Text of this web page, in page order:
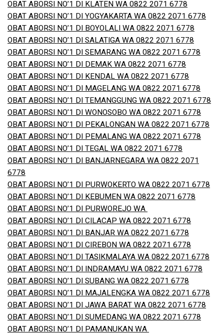
OBAT ABORSI NO’1 DI KLATEN WA 0822 2071 6778
OBAT ABORSI NO’1 DI YOGYAKARTA WA 0822 2071 6778
OBAT ABORSI NO’1 DI BOYOLALI WA 0822 2071 6778
OBAT ABORSI NO’1 DI SALATIGA WA 0822 2071 6778
OBAT ABORSI NO’1 DI SEMARANG WA 0822 2071 6778
OBAT ABORSI NO’1 DI DEMAK WA 0822 2071 6778
OBAT ABORSI NO’1 DI KENDAL WA 0822 2071 6778
OBAT ABORSI NO’1 DI MAGELANG WA 0822 2071 6778
OBAT ABORSI NO’1 DI TEMANGGUNG WA 0822 2071 6778
OBAT ABORSI NO’1 DI WONOSOBO WA 0822 2071 6778
OBAT ABORSI NO’1 DI PEKALONGAN WA 0822 2071 6778
OBAT ABORSI NO’1 DI PEMALANG WA 0822 2071 6778
OBAT ABORSI NO’1 DI TEGAL WA 0822 2071 6778
OBAT ABORSI NO’1 DI BANJARNEGARA WA 0822 2071
6778
OBAT ABORSI NO’1 DI PURWOKERTO WA 0822 2071 6778
OBAT ABORSI NO’1 DI KEBUMEN WA 0822 2071 6778
OBAT ABORSI NO’1 DI PURWOREJO WA
OBAT ABORSI NO’1 DI CILACAP WA 0822 2071 6778
OBAT ABORSI NO’1 DI BANJAR WA 0822 2071 6778
OBAT ABORSI NO’1 DI CIREBON WA 0822 2071 6778
OBAT ABORSI NO’1 DI TASIKMALAYA WA 0822 2071 6778
OBAT ABORSI NO’1 DI INDRAMAYU WA 0822 2071 6778
OBAT ABORSI NO’1 DI SUBANG WA 0822 2071 6778
OBAT ABORSI NO’1 DI MAJALENGKA WA 0822 2071 6778
OBAT ABORSI NO’1 DI JAWA BARAT WA 0822 2071 6778
OBAT ABORSI NO’1 DI SUMEDANG WA 0822 2071 6778
OBAT ABORSI NO’1 DI PAMANUKAN WA